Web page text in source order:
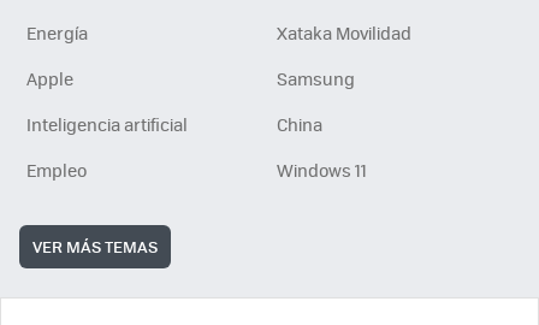
Energía
Xataka Movilidad
Apple
Samsung
Inteligencia artificial
China
Empleo
Windows 11
VER MÁS TEMAS